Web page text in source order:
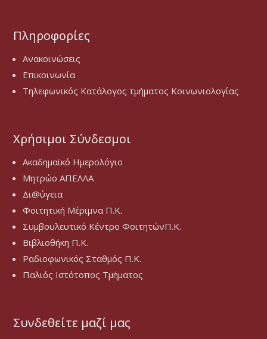
Πληροφορίες
Ανακοινώσεις
Επικοινωνία
Τηλεφωνικός Κατάλογος τμήματος Κοινωνιολογίας
Χρήσιμοι Σύνδεσμοι
Ακαδημαϊκό Ημερολόγιο
Μητρώο ΑΠΕΛΛΑ
Δι@ύγεια
Φοιτητική Μέριμνα Π.Κ.
Συμβουλευτικό Κέντρο ΦοιτητώνΠ.Κ.
Βιβλιοθήκη Π.Κ.
Ραδιοφωνικός Σταθμός Π.Κ.
Παλιός Ιστότοπος Τμήματος
Συνδεθείτε μαζί μας